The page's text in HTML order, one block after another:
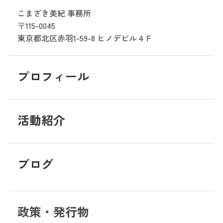
こまざき美紀 事務所
〒115-0045
東京都北区赤羽1-59-8 ヒノデビル４Ｆ
プロフィール
活動紹介
ブログ
政策・発行物